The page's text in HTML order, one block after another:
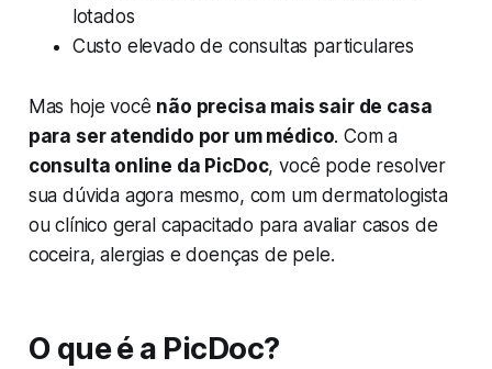
lotados
Custo elevado de consultas particulares
Mas hoje você não precisa mais sair de casa
para ser atendido por um médico. Com a
consulta online da PicDoc, você pode resolver
sua dúvida agora mesmo, com um dermatologista
ou clínico geral capacitado para avaliar casos de
coceira, alergias e doenças de pele.
O que é a PicDoc?